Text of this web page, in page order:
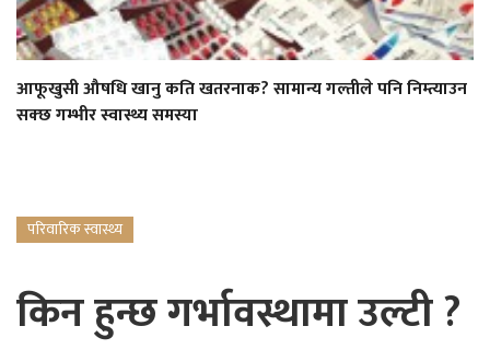
आफूखुसी औषधि खानु कति खतरनाक? सामान्य गल्तीले पनि निम्त्याउन
सक्छ गम्भीर स्वास्थ्य समस्या
परिवारिक स्वास्थ्य
किन हुन्छ गर्भावस्थामा उल्टी ?